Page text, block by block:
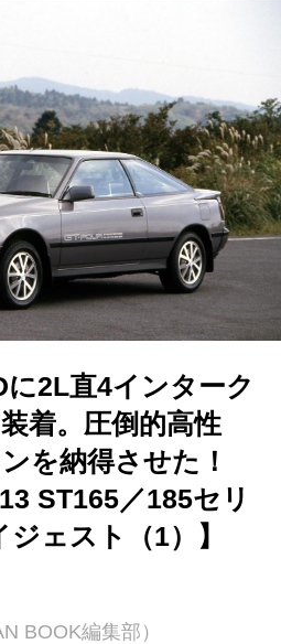
2L直4インターク
着。圧倒的高性
を納得させた！
ST165／185セリ
ェスト（1）】
BOOK編集部）